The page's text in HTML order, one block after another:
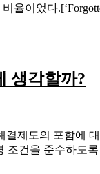
이었다
생각할까?
제도의 포함에
건을 준수하도